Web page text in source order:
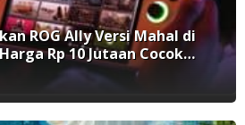
ROG Ally Versi Mahal di
Rp 10 Jutaan Cocok